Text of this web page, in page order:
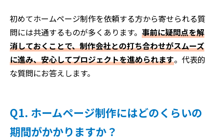
初めてホームページ制作を依頼する方から寄せられる質
問には共通するものが多くあります。 事前に疑問点を解
消しておくことで、制作会社との打ち合わせがスムーズ
に進み、安心してプロジェクトを進められます。代表的
な質問にお答えします。
Q1. ホームページ制作にはどのくらいの
期間がかかりますか？